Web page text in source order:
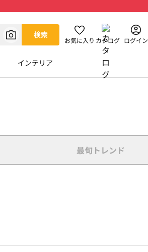
検索
お気に入り カタログ ログイン
インテリア
最旬トレンド